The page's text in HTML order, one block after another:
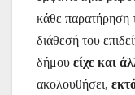
κάθε παρατήρηση
διάθεσή του
δήμου είχε και
ακολουθήσει,